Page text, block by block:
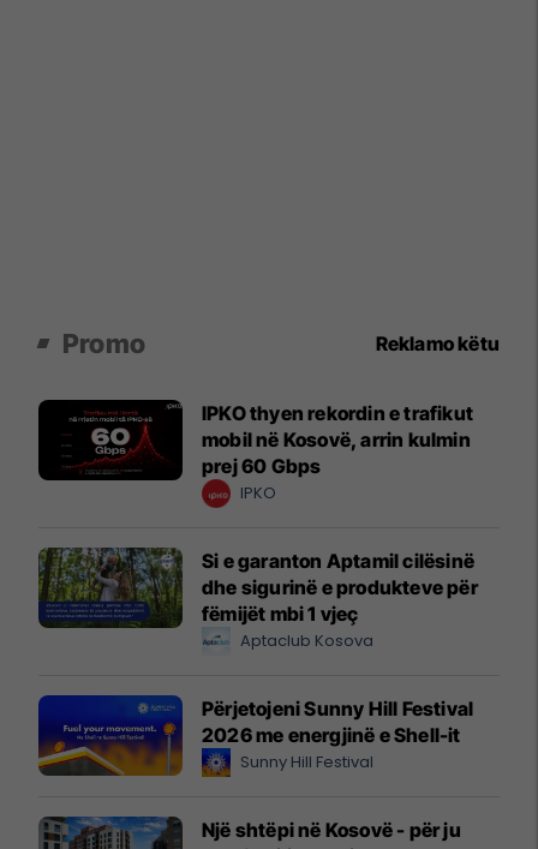
Promo Reklamo këtu
IPKO thyen rekordin e trafikut
mobil në Kosovë, arrin kulmin
prej 60 Gbps
IPKO
Si e garanton Aptamil cilësinë
dhe sigurinë e produkteve për
fëmijët mbi 1 vjeç
Aptaclub Kosova
Përjetojeni Sunny Hill Festival
2026 me energjinë e Shell-it
Sunny Hill Festival
Një shtëpi në Kosovë - për ju